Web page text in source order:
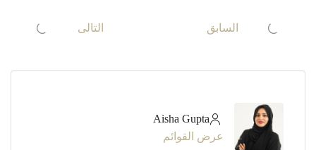
السابق التالى
Aisha Gupta
عرض القوائم